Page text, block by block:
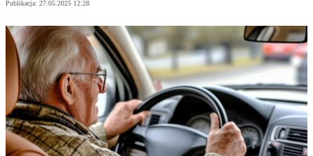
Publikacja: 27.05.2025 12:28